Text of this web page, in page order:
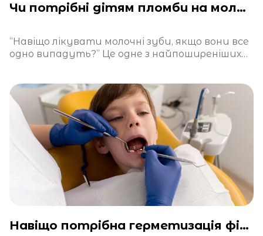
Чи потрібні дітям пломби на молочні зуби?
“Навіщо лікувати молочні зуби, якщо вони все
одно випадуть?” Це одне з найпоширеніших
Навіщо потрібна герметизація фісур у дітей?